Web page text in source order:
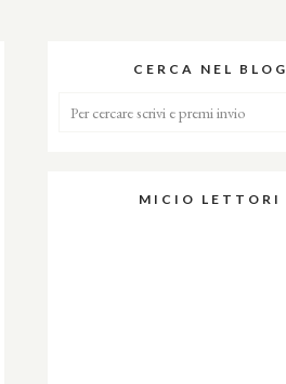
CERCA NEL BLOG
MICIO LETTORI